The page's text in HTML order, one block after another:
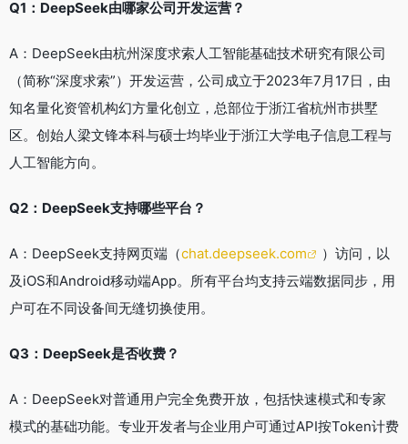
Q1：DeepSeek由哪家公司开发运营？
A：DeepSeek由杭州深度求索人工智能基础技术研究有限公司
（简称“深度求索”）开发运营，公司成立于2023年7月17日，由
知名量化资管机构幻方量化创立，总部位于浙江省杭州市拱墅
区。创始人梁文锋本科与硕士均毕业于浙江大学电子信息工程与
人工智能方向。
Q2：DeepSeek支持哪些平台？
A：DeepSeek支持网页端（chat.deepseek.com
）访问，以
及iOS和Android移动端App。所有平台均支持云端数据同步，用
户可在不同设备间无缝切换使用。
Q3：DeepSeek是否收费？
A：DeepSeek对普通用户完全免费开放，包括快速模式和专家
模式的基础功能。专业开发者与企业用户可通过API按Token计费